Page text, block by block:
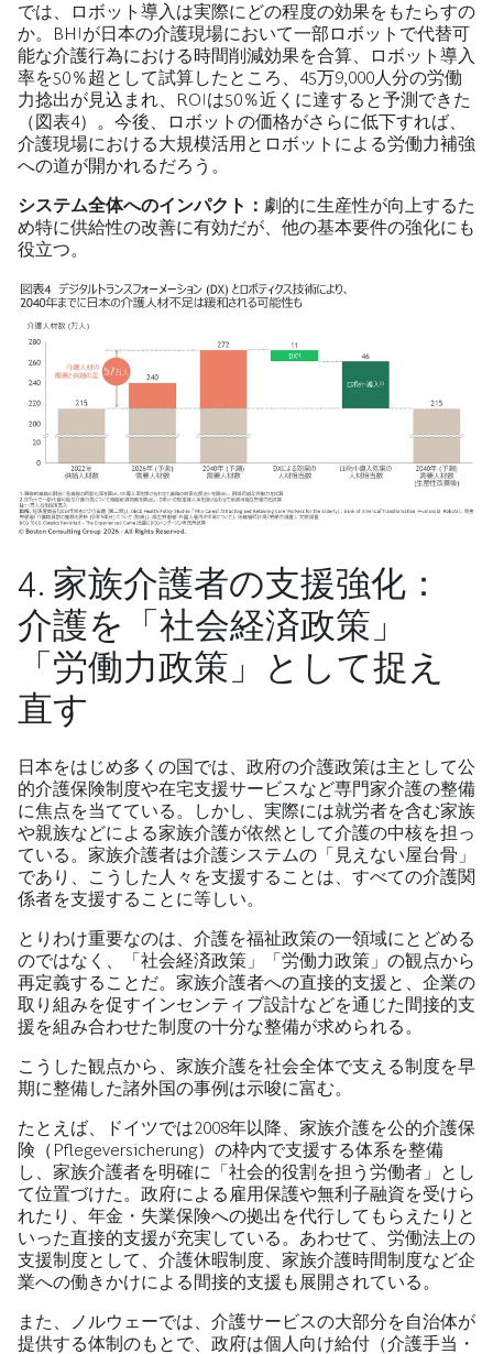
では、ロボット導入は実際にどの程度の効果をもたらすの
か。BHIが日本の介護現場において一部ロボットで代替可
能な介護行為における時間削減効果を合算、ロボット導入
率を50％超として試算したところ、45万9,000人分の労働
力捻出が見込まれ、ROIは50％近くに達すると予測できた
（図表4）。今後、ロボットの価格がさらに低下すれば、
介護現場における大規模活用とロボットによる労働力補強
への道が開かれるだろう。
システム全体へのインパクト： 劇的に生産性が向上するた
め特に供給性の改善に有効だが、他の基本要件の強化にも
役立つ。
4. 家族介護者の支援強化：
介護を「社会経済政策」
「労働力政策」として捉え
直す
日本をはじめ多くの国では、政府の介護政策は主として公
的介護保険制度や在宅支援サービスなど専門家介護の整備
に焦点を当てている。しかし、実際には就労者を含む家族
や親族などによる家族介護が依然として介護の中核を担っ
ている。家族介護者は介護システムの「見えない屋台骨」
であり、こうした人々を支援することは、すべての介護関
係者を支援することに等しい。
とりわけ重要なのは、介護を福祉政策の一領域にとどめる
のではなく、「社会経済政策」「労働力政策」の観点から
再定義することだ。家族介護者への直接的支援と、企業の
取り組みを促すインセンティブ設計などを通じた間接的支
援を組み合わせた制度の十分な整備が求められる。
こうした観点から、家族介護を社会全体で支える制度を早
期に整備した諸外国の事例は示唆に富む。
たとえば、ドイツでは2008年以降、家族介護を公的介護保
険（Pflegeversicherung）の枠内で支援する体系を整備
し、家族介護者を明確に「社会的役割を担う労働者」とし
て位置づけた。政府による雇用保護や無利子融資を受けら
れたり、年金・失業保険への拠出を代行してもらえたりと
いった直接的支援が充実している。あわせて、労働法上の
支援制度として、介護休暇制度、家族介護時間制度など企
業への働きかけによる間接的支援も展開されている。
また、ノルウェーでは、介護サービスの大部分を自治体が
提供する体制のもとで、政府は個人向け給付（介護手当・